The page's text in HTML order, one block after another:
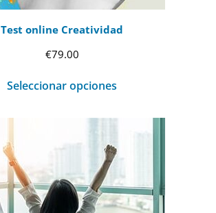
Test online Creatividad
€79.00
Seleccionar opciones